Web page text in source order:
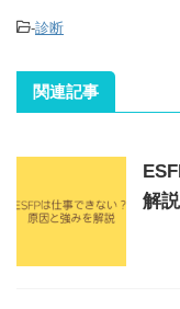
-診断
関連記事
解説